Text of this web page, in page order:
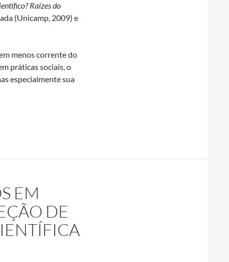
Raízes do
(Unicamp, 2009) e
menos corrente do
práticas sociais, o
especialmente sua
científico
EM
DE